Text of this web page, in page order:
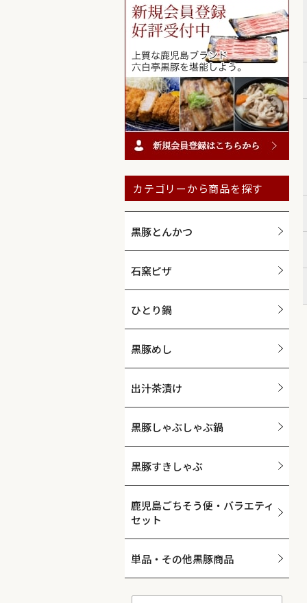
カテゴリーから商品を探す
黒豚とんかつ
石窯ピザ
ひとり鍋
黒豚めし
出汁茶漬け
黒豚しゃぶしゃぶ鍋
黒豚すきしゃぶ
鹿児島ごちそう便・バラエティ
セット
単品・その他黒豚商品